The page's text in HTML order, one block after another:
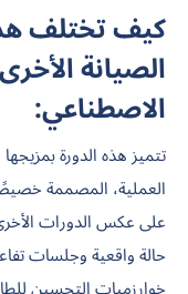
كيف تختلف
الصيانة
الاصطناعي:
تتميز هذه الدورة
العملية، المصممة
على عكس الدورات
حالة واقعية وجلسات